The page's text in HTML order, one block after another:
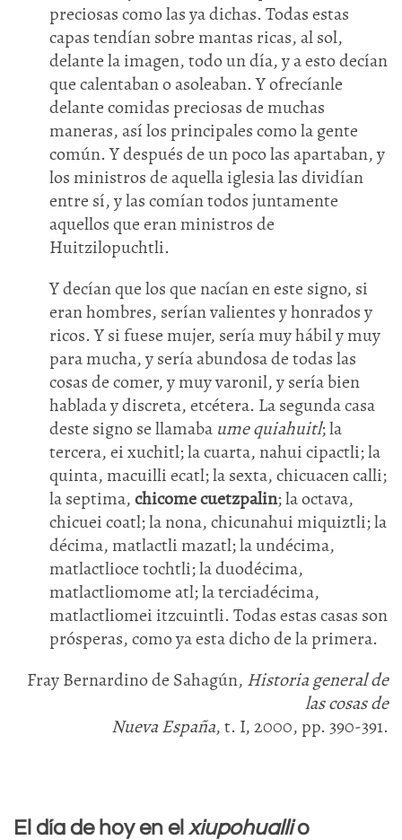
preciosas como las ya dichas. Todas estas
capas tendían sobre mantas ricas, al sol,
delante la imagen, todo un día, y a esto decían
que calentaban o asoleaban. Y ofrecíanle
delante comidas preciosas de muchas
maneras, así los principales como la gente
común. Y después de un poco las apartaban, y
los ministros de aquella iglesia las dividían
entre sí, y las comían todos juntamente
aquellos que eran ministros de
Huitzilopuchtli.
Y decían que los que nacían en este signo, si
eran hombres, serían valientes y honrados y
ricos. Y si fuese mujer, sería muy hábil y muy
para mucha, y sería abundosa de todas las
cosas de comer, y muy varonil, y sería bien
hablada y discreta, etcétera. La segunda casa
deste signo se llamaba ume quiahuitl; la
tercera, ei xuchitl; la cuarta, nahui cipactli; la
quinta, macuilli ecatl; la sexta, chicuacen calli;
la septima,chicome cuetzpalin; la octava,
chicuei coatl; la nona, chicunahui miquiztli; la
décima, matlactli mazatl; la undécima,
matlactlioce tochtli; la duodécima,
matlactliomome atl; la terciadécima,
matlactliomei itzcuintli. Todas estas casas son
prósperas, como ya esta dicho de la primera.
Fray Bernardino de Sahagún, Historia general de
las cosas de
Nueva España, t. I, 2000, pp. 390-391.
El día de hoy en elxiupohuallio